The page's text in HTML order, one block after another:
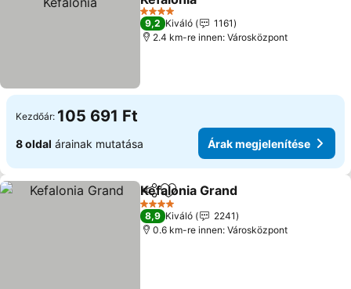
Árak megjelenítése
4 Kategória
9,2 Kiváló
1161
2.4 km-re innen: Városközpont
Kezdőár: 105 691 Ft
8 oldal árainak mutatása Árak megjelenítése
MegosztásHozzáadás a kedvencekhez
Kefalonia Grand
4 Kategória
8,9 Kiváló
2241
0.6 km-re innen: Városközpont